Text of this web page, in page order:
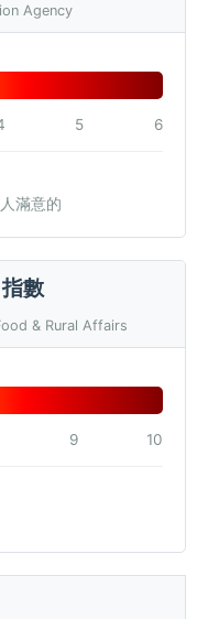
Agency
5 6
滿意的
數
& Rural Affairs
9 10